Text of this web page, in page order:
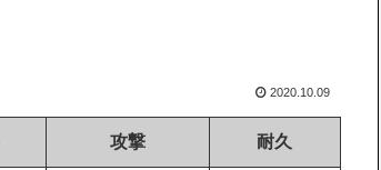
2020.10.09
攻撃 耐久